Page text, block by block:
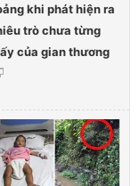
khi phát hiện ra
trò chưa từng
của gian thương